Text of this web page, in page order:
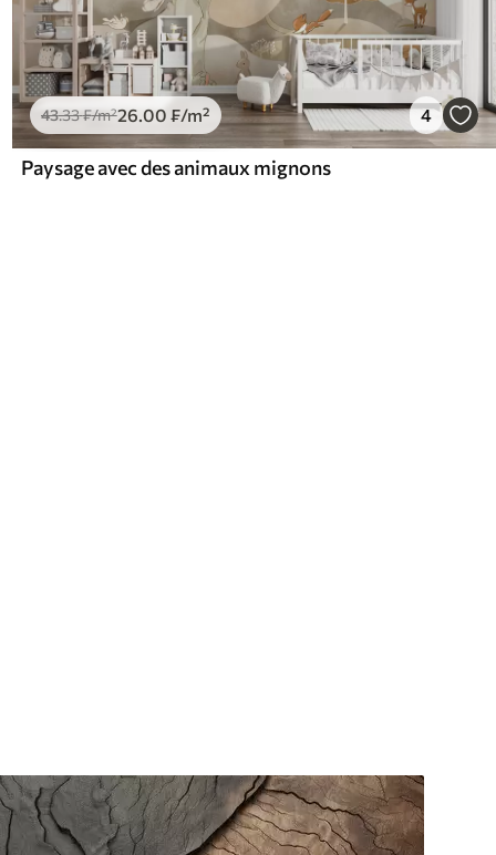
43.33₣/m²26.00 ₣/m² 4
Paysage avec des animaux mignons